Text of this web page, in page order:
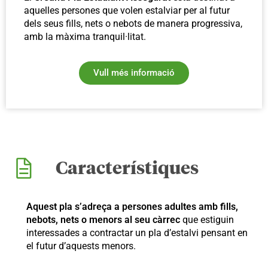
aquelles persones que volen estalviar per al futur
dels seus fills, nets o nebots de manera progressiva,
amb la màxima tranquil·litat.
Vull més informació
Característiques
Aquest pla s’adreça a persones adultes amb fills,
nebots, nets o menors al seu càrrec que estiguin
interessades a contractar un pla d’estalvi pensant en
el futur d’aquests menors.